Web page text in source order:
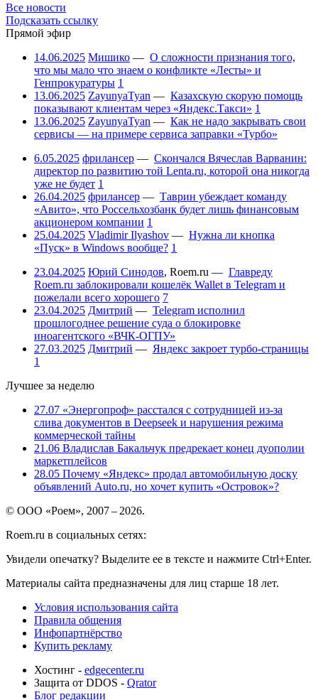
Все новости
Подсказать ссылку
Прямой эфир
14.06.2025 Мишико — О сложности признания того,
что мы мало что знаем о конфликте «Лесты» и
Генпрокуратуры 1
13.06.2025 ZayunyaTyan — Казахскую скорую помощь
показывают клиентам через «Яндекс.Такси» 1
13.06.2025 ZayunyaTyan — Как не надо закрывать свои
сервисы — на примере сервиса заправки «Турбо»
6.05.2025 фрилансер — Скончался Вячеслав Варванин:
директор по развитию той Lenta.ru, которой она никогда
уже не будет 1
26.04.2025 фрилансер — Таврин убеждает команду
«Авито», что Россельхозбанк будет лишь финансовым
акционером компании 1
25.04.2025 Vladimir Ilyashov — Нужна ли кнопка
«Пуск» в Windows вообще? 1
23.04.2025 Юрий Синодов, Roem.ru — Главреду
Roem.ru заблокировали кошелёк Wallet в Telegram и
пожелали всего хорошего 7
23.04.2025 Дмитрий — Telegram исполнил
прошлогоднее решение суда о блокировке
иноагентского «ВЧК-ОГПУ»
27.03.2025 Дмитрий — Яндекс закроет турбо-страницы
1
Лучшее за неделю
27.07 «Энергопроф» расстался с сотрудницей из-за
слива документов в Deepseek и нарушения режима
коммерческой тайны
21.06 Владислав Бакальчук предрекает конец дуополии
маркетплейсов
28.05 Почему «Яндекс» продал автомобильную доску
объявлений Auto.ru, но хочет купить «Островок»?
© ООО «Роем», 2007 – 2026.
Roem.ru в социальных сетях:
Увидели опечатку? Выделите ее в тексте и нажмите Ctrl+Enter.
Материалы сайта предназначены для лиц старше 18 лет.
Условия использования сайта
Правила общения
Инфопартнёрство
Купить рекламу
Хостинг - edgecenter.ru
Защита от DDOS - Qrator
Блог редакции